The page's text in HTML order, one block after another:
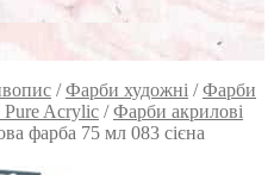
/Фарби художні /Фарби
Pure Acrylic /Фарби акрилові
фарба 75 мл 083 сієна